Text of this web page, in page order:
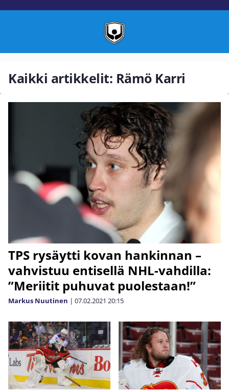
Kaikki artikkelit: Rämö Karri
TPS rysäytti kovan hankinnan –
vahvistuu entisellä NHL-vahdilla:
”Meriitit puhuvat puolestaan!”
Markus Nuutinen | 07.02.2021 20:15